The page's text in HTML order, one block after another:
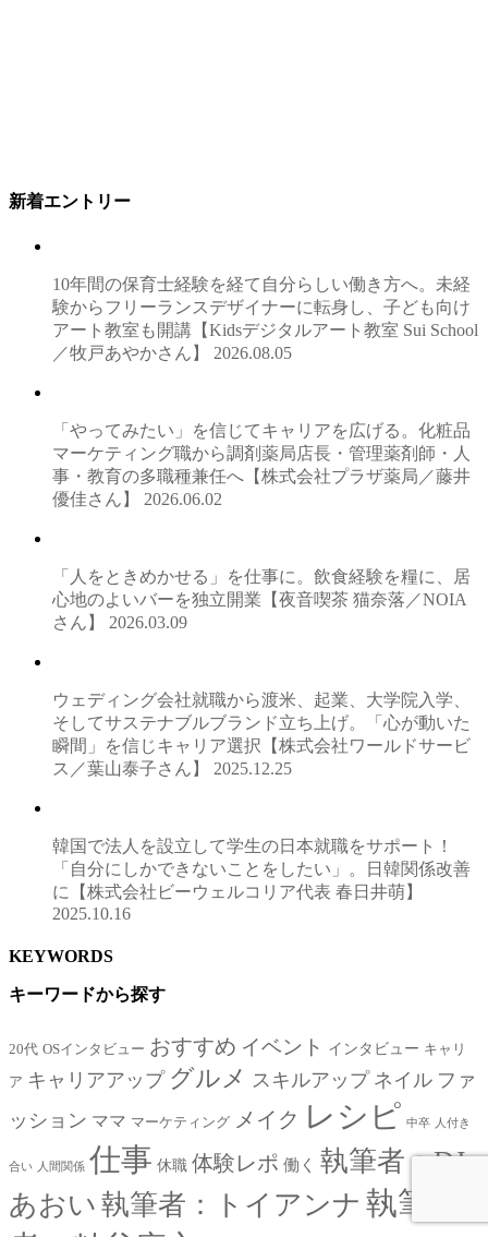
新着エントリー
10年間の保育士経験を経て自分らしい働き方へ。未経
験からフリーランスデザイナーに転身し、子ども向け
アート教室も開講【Kidsデジタルアート教室 Sui School
／牧戸あやかさん】 2026.08.05
「やってみたい」を信じてキャリアを広げる。化粧品
マーケティング職から調剤薬局店長・管理薬剤師・人
事・教育の多職種兼任へ【株式会社プラザ薬局／藤井
優佳さん】 2026.06.02
「人をときめかせる」を仕事に。飲食経験を糧に、居
心地のよいバーを独立開業【夜音喫茶 猫奈落／NOIA
さん】 2026.03.09
ウェディング会社就職から渡米、起業、大学院入学、
そしてサステナブルブランド立ち上げ。「心が動いた
瞬間」を信じキャリア選択【株式会社ワールドサービ
ス／葉山泰子さん】 2025.12.25
韓国で法人を設立して学生の日本就職をサポート！
「自分にしかできないことをしたい」。日韓関係改善
に【株式会社ビーウェルコリア代表 春日井萌】
2025.10.16
KEYWORDS
キーワードから探す
20代 OSインタビュー おすすめ イベント インタビュー キャリ
ア キャリアアップ グルメ スキルアップ ネイル ファ
ッション ママ マーケティング メイク レシピ 中卒 人付き
合い 人間関係 仕事 休職 体験レポ 働く 執筆者：DJ
あおい 執筆者：トイアンナ 執筆